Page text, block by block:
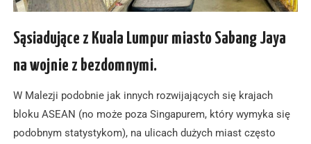
Sąsiadujące z Kuala Lumpur miasto Sabang Jaya
na wojnie z bezdomnymi.
W Malezji podobnie jak innych rozwijających się krajach
bloku ASEAN (no może poza Singapurem, który wymyka się
podobnym statystykom), na ulicach dużych miast często